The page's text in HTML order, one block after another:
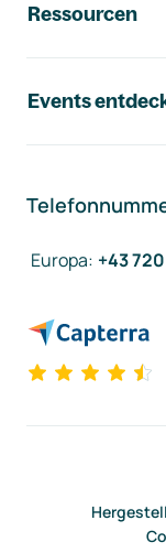
Ressourcen
Events
Europa: +43